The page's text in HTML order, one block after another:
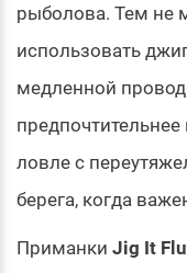
рыболова. Тем не
использовать
медленной
ловле с
берега, когда
Приманки Jig It